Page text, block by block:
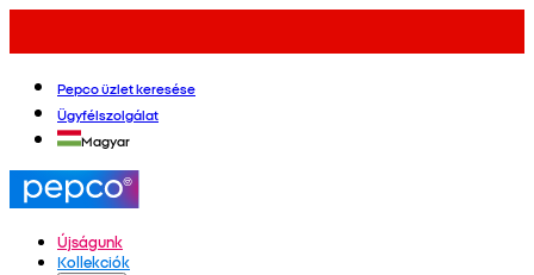
Pepco üzlet keresése
Ügyfélszolgálat
Magyar
Újságunk
Kollekciók